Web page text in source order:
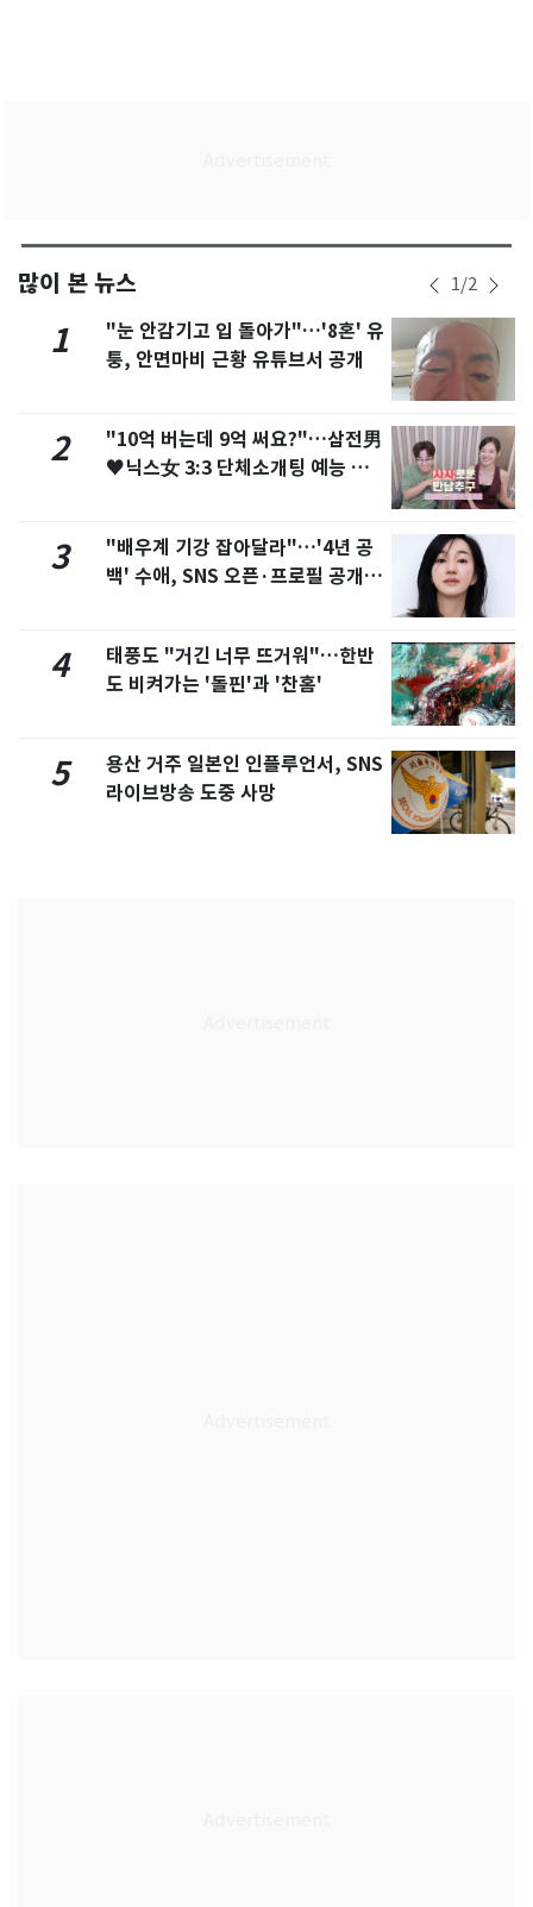
많이 본 뉴스 1/2
1
"눈 안감기고 입 돌아가"…'8혼' 유
퉁, 안면마비 근황 유튜브서 공개
2
"10억 버는데 9억 써요?"…삼전男
♥닉스女 3:3 단체소개팅 예능 화
3
"배우계 기강 잡아달라"…'4년 공
백' 수애, SNS 오픈·프로필 공개
4
태풍도 "거긴 너무 뜨거워"…한반
도 비켜가는 '돌핀'과 '찬홈'
5
용산 거주 일본인 인플루언서, SNS
라이브방송 도중 사망